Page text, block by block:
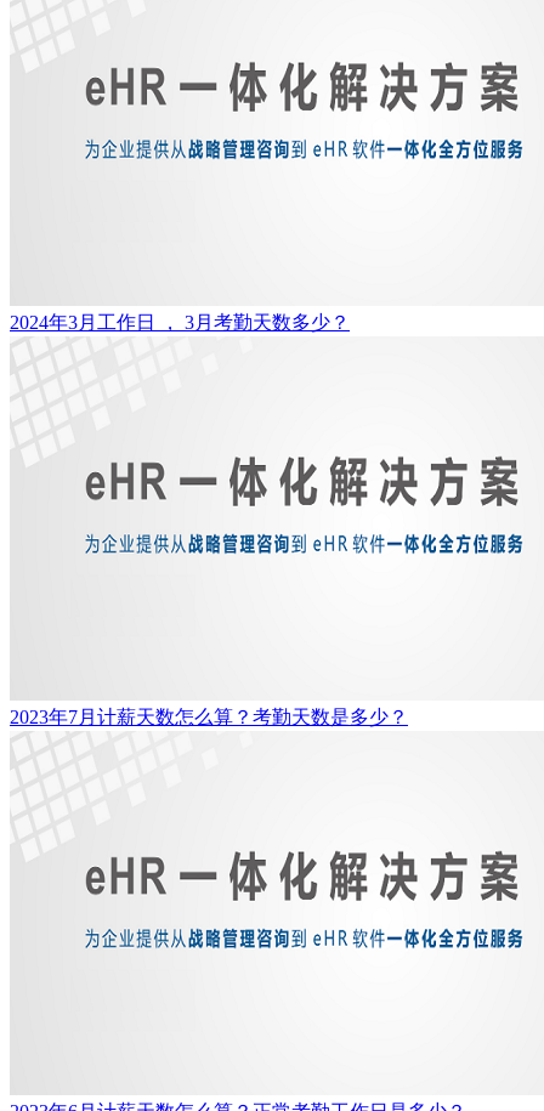
2024年3月工作日 ， 3月考勤天数多少？
2023年7月计薪天数怎么算？考勤天数是多少？